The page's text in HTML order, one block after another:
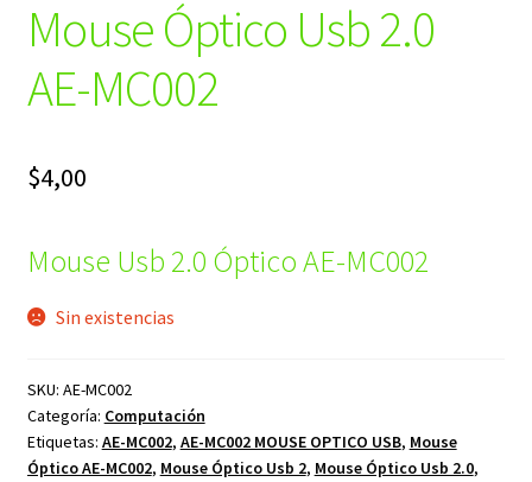
Mouse Óptico Usb 2.0
AE-MC002
$4,00
Mouse Usb 2.0 Óptico AE-MC002
Sin existencias
SKU: AE-MC002
Categoría: Computación
Etiquetas: AE-MC002, AE-MC002 MOUSE OPTICO USB, Mouse
Óptico AE-MC002, Mouse Óptico Usb 2, Mouse Óptico Usb 2.0,